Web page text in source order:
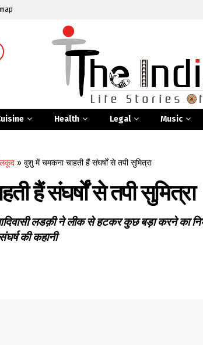
Health Legal Music
» वुशु में चमकना चाहती हैं संघर्षों से तपी सुमित्रा
हैं संघर्षों से तपी सुमित्रा
लडक़ी ने लीक से हटकर कुछ बड़ा करने का
की कहानी